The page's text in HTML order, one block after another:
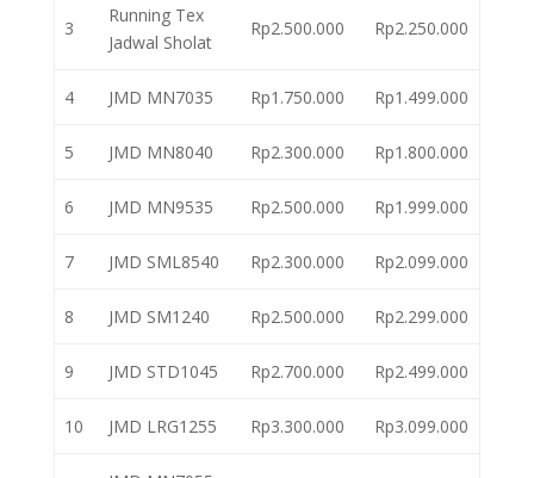
3
Running Tex
Jadwal Sholat
Rp2.500.000 Rp2.250.000
4 JMD MN7035 Rp1.750.000 Rp1.499.000
5 JMD MN8040 Rp2.300.000 Rp1.800.000
6 JMD MN9535 Rp2.500.000 Rp1.999.000
7 JMD SML8540 Rp2.300.000 Rp2.099.000
8 JMD SM1240 Rp2.500.000 Rp2.299.000
9 JMD STD1045 Rp2.700.000 Rp2.499.000
10 JMD LRG1255 Rp3.300.000 Rp3.099.000